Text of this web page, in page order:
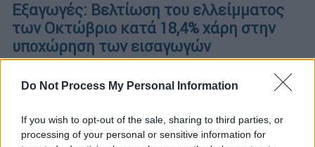
Do Not Process My Personal Information
If you wish to opt-out of the sale, sharing to third parties, or
processing of your personal or sensitive information for
Εξαγωγές: Βελτίωση του ελλείμματος
των Οκτώβριο κατά 18,4% χάρη στην
υποχώρηση των εισαγωγών
Οι ελληνικές εξαγωγές κατέγραψαν άνοδο
τον Οκτώβριο, με τα τρόφιμα να
πιέζουν το συνολικό αποτέλεσμα, ενώ στο
δεκάμηνο διαφαίνεται μικτή εικόνα με